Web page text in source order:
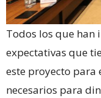
Todos los que han
expectativas que
este proyecto para
necesarios para